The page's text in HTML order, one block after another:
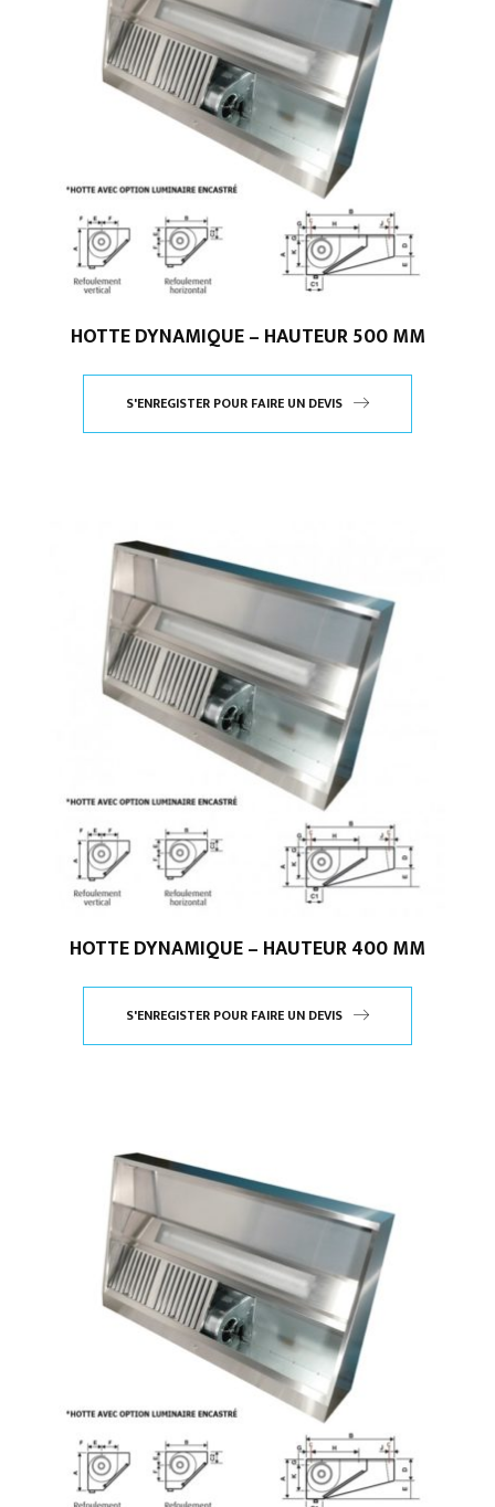
HOTTE DYNAMIQUE – HAUTEUR 500 MM
S'ENREGISTER POUR FAIRE UN DEVIS
HOTTE DYNAMIQUE – HAUTEUR 400 MM
S'ENREGISTER POUR FAIRE UN DEVIS